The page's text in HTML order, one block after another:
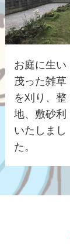
お庭に生い
茂った雑草
を刈り、整
地、敷砂利
いたしまし
た。